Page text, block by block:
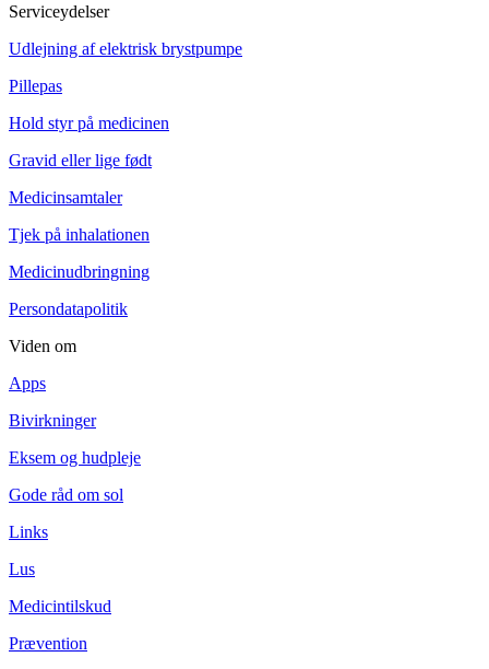
Serviceydelser
Udlejning af elektrisk brystpumpe
Pillepas
Hold styr på medicinen
Gravid eller lige født
Medicinsamtaler
Tjek på inhalationen
Medicinudbringning
Persondatapolitik
Viden om
Apps
Bivirkninger
Eksem og hudpleje
Gode råd om sol
Links
Lus
Medicintilskud
Prævention